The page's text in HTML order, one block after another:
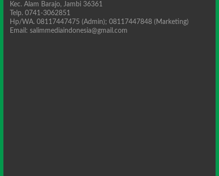
Kec. Alam Barajo, Jambi 36361
Telp. 0741-3062851
Hp/WA. 08117447475 (Admin); 08117447848 (Marketing)
Email: salimmediaindonesia@gmail.com